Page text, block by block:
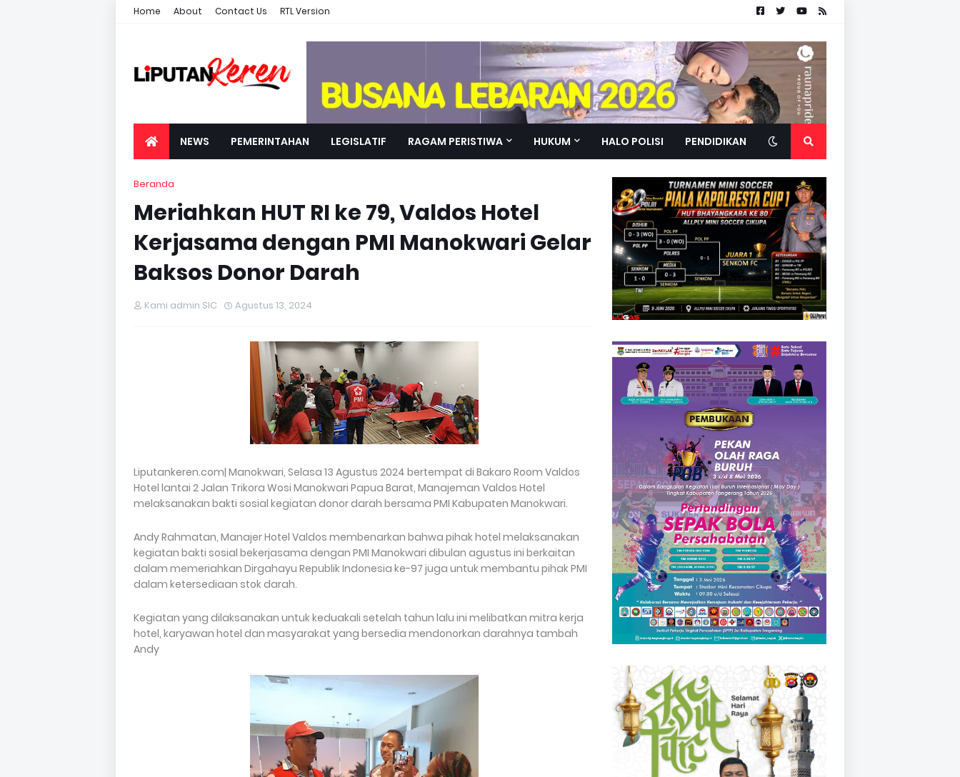
Home About Contact Us RTL Version
NEWS PEMERINTAHAN LEGISLATIF RAGAM PERISTIWA HUKUM HALO POLISI PENDIDIKAN
Beranda
Meriahkan HUT RI ke 79, Valdos Hotel
Kerjasama dengan PMI Manokwari Gelar
Baksos Donor Darah
Kami admin SIC Agustus 13, 2024
Liputankeren.com| Manokwari, Selasa 13 Agustus 2024 bertempat di Bakaro Room Valdos
Hotel lantai 2 Jalan Trikora Wosi Manokwari Papua Barat, Manajeman Valdos Hotel
melaksanakan bakti sosial kegiatan donor darah bersama PMI Kabupaten Manokwari.
Andy Rahmatan, Manajer Hotel Valdos membenarkan bahwa pihak hotel melaksanakan
kegiatan bakti sosial bekerjasama dengan PMI Manokwari dibulan agustus ini berkaitan
dalam memeriahkan Dirgahayu Republik Indonesia ke-97 juga untuk membantu pihak PMI
dalam ketersediaan stok darah.
Kegiatan yang dilaksanakan untuk keduakali setelah tahun lalu ini melibatkan mitra kerja
hotel, karyawan hotel dan masyarakat yang bersedia mendonorkan darahnya tambah
Andy